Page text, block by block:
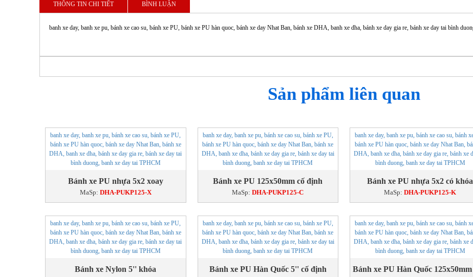
THÔNG TIN CHI TIẾT BÌNH LUẬN
Sản phẩm liên quan
Bánh xe PU nhựa 5x2 xoay
MaSp: DHA-PUKP125-X
Bánh xe PU 125x50mm cố định
MaSp:DHA-PUKP125-C
Bánh xe PU nhựa 5x2 có khóa
MaSp:DHA-PUKP125-K
Bánh xe Nylon 5'' khóa Bánh xe PU Hàn Quốc 5'' cố định